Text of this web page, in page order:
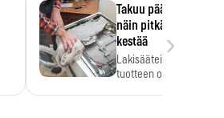
Takuu päättyi,
näin pitkään
kestää
Lakisääteinen
tuotteen oletetun
›